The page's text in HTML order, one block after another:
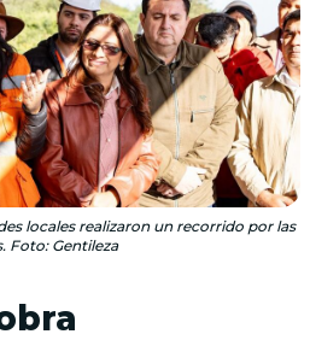
locales realizaron un recorrido por las
Foto: Gentileza